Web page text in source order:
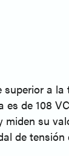
superior a la
es de 108
su
de tensión